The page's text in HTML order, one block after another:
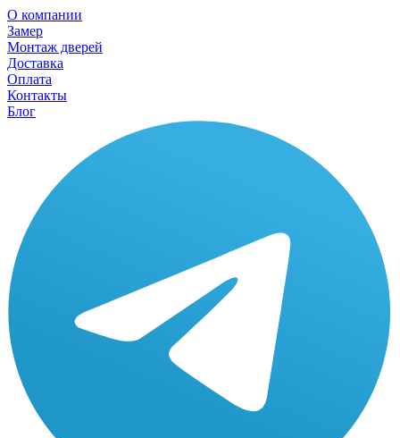
О компании
Замер
Монтаж дверей
Доставка
Оплата
Контакты
Блог